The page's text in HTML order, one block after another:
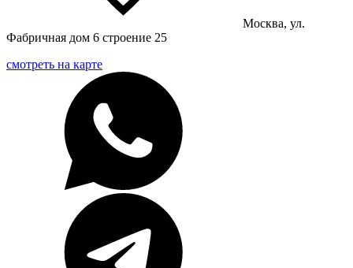
Москва, ул.
Фабричная дом 6 строение 25
смотреть на карте